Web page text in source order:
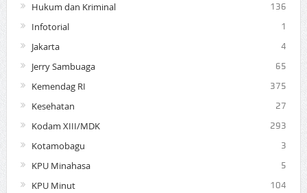
Hukum dan Kriminal 136
Infotorial 1
Jakarta 4
Jerry Sambuaga 65
Kemendag RI 375
Kesehatan 27
Kodam XIII/MDK 293
Kotamobagu 3
KPU Minahasa 5
KPU Minut 104